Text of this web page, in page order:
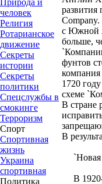
Природа и
человек
Религия
Ротарианское
движение
Секреты
истории
Секреты
политики
Спецслужбы в
смокинге
Терроризм
Спорт
Спортивная
жизнь
Украина
спортивная
Политика
с Южной
больше,
фунтов
компания
1720
схеме
В стране
В
`Новая
В 1920-